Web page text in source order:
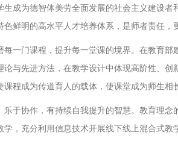
成为德智体美劳全面发展的社会主义建设
鲜明的高水平人才培养体系，是师者责任，
每一门课程，提升每一堂课的境界。在教育
论与先进方法，在教学设计中体现高阶性、
程成为传道育人的载体，使课堂成为师生相
乐于协作，有持续自我提升的智慧。教育理
学，充分利用信息技术开展线下线上混合式